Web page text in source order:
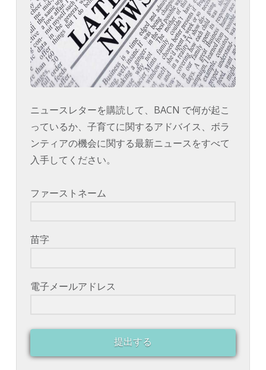
ニュースレターを購読して、BACN で何が起こ
っているか、子育てに関するアドバイス、ボラ
ンティアの機会に関する最新ニュースをすべて
入手してください。
ファーストネーム
苗字
電子メールアドレス
提出する